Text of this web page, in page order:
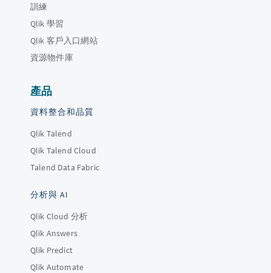
訓練
Qlik 學習
Qlik 客戶入口網站
資源物件庫
產品
資料整合和品質
Qlik Talend
Qlik Talend Cloud
Talend Data Fabric
分析與 AI
Qlik Cloud 分析
Qlik Answers
Qlik Predict
Qlik Automate